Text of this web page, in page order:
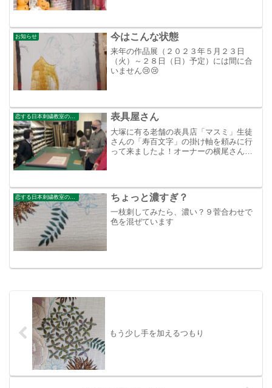
お知らせ 今はこんな状態
来年の作品展（２０２３年５月２３日
（火）～２８日（日）予定）には間に合
いません😢😢
恋する日本刺繍教室のブログ 表具屋さん
大塚に有る老舗の表具店「マスミ」生徒
さんの「寿百文字」の掛け軸を頼みに行
って来ましたよ！オーナーの横尾さん
ものを掛け軸にしたくなりま...
ちょっと濃すぎ？
一枝刺してみたら、濃い？９菅合わせで
色を混ぜています
もう少し手を加えるつもり